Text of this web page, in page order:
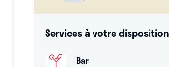
Services à votre disposition
Bar